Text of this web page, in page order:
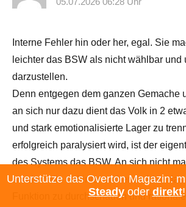
Interne Fehler hin oder her, egal. Sie
leichter das BSW als nicht wählbar und
darzustellen.
Denn entgegen dem ganzen Gemache
an sich nur dazu dient das Volk in 2
und stark emotionalisierte Lager zu
erfolgreich paralysiert wird, ist der
des Systems das BSW. An sich nicht
sondern die dahinter stehende Idee
Funktion zu durchschauen und rationale
Unterstütze das Overton Magazin:
Steadyoder direkt!